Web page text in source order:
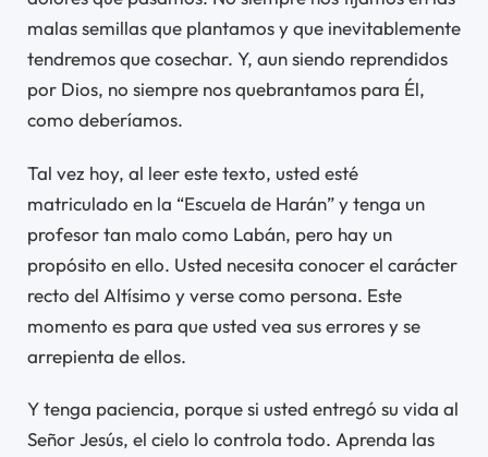
malas semillas que plantamos y que inevitablemente
tendremos que cosechar. Y, aun siendo reprendidos
por Dios, no siempre nos quebrantamos para Él,
como deberíamos.
Tal vez hoy, al leer este texto, usted esté
matriculado en la “Escuela de Harán” y tenga un
profesor tan malo como Labán, pero hay un
propósito en ello. Usted necesita conocer el carácter
recto del Altísimo y verse como persona. Este
momento es para que usted vea sus errores y se
arrepienta de ellos.
Y tenga paciencia, porque si usted entregó su vida al
Señor Jesús, el cielo lo controla todo. Aprenda las